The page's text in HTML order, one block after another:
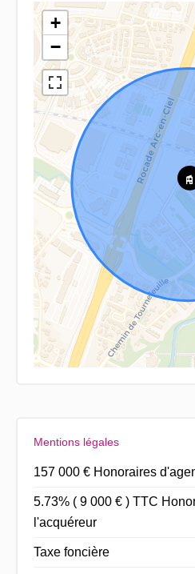
+
−
Mentions légales
157 000 € Honoraires
5.73% ( 9 000 € ) TTC
l'acquéreur
Taxe foncière